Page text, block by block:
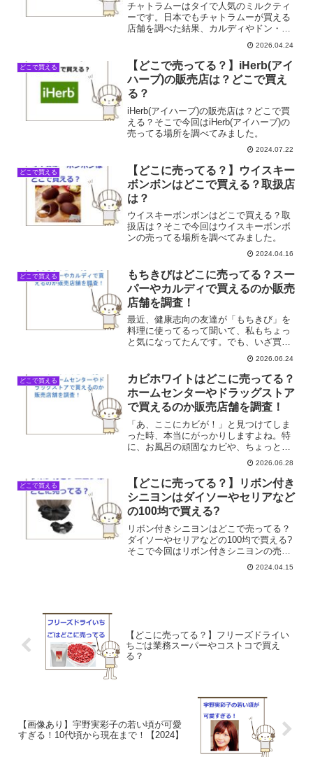
チャトラムーはタイで人気のミルクティ
ーです。日本でもチャトラムーが買える
店舗を調べた結果、カルディやドン・キ
ホーテで手軽に購入することができま
す。チャトラムーが買える店舗一覧店舗
名販売状況カルディ◎ドン・キホーテ
◎Amazon◎楽天◎チャト...
2026.04.24
どこで買える
【どこで売ってる？】iHerb(アイ
ハーブ)の販売店は？どこで買え
る？
iHerb(アイハーブ)の販売店は？どこで買
える？そこで今回はiHerb(アイハーブ)の
売ってる場所を調べてみました。
2024.07.22
どこで買える
【どこに売ってる？】ウイスキー
ボンボンはどこで買える？取扱店
は？
ウイスキーボンボンはどこで買える？取
扱店は？そこで今回はウイスキーボンボ
ンの売ってる場所を調べてみました。
2024.04.16
どこで買える
もちきびはどこに売ってる？スー
パーやカルディで買えるのか販売
店舗を調査！
最近、健康志向の友達が「もちきび」を
料理に使ってるって聞いて、私もちょっ
と気になってたんです。でも、いざ買お
うと思っても、スーパーのどこに置いて
あるか、そもそも売ってるのかも曖昧
で…。SNSで見たレシピを試したかった
のに、肝心のもちきびが見...
2026.06.24
どこで買える
カビホワイトはどこに売ってる？
ホームセンターやドラッグストア
で買えるのか販売店舗を調査！
「あ、ここにカビが！」と見つけてしま
った時、本当にがっかりしますよね。特
に、お風呂の頑固なカビや、ちょっと油
断していたら壁の隅に発生していたりす
ると、すぐにでもどうにかしたい気持ち
でいっぱいになります。私も先日、SNS
で「すごく効く！」と評...
2026.06.28
どこで買える
【どこに売ってる？】リボン付き
シニヨンはダイソーやセリアなど
の100均で買える?
リボン付きシニヨンはどこで売ってる？
ダイソーやセリアなどの100均で買える?
そこで今回はリボン付きシニヨンの売っ
2024.04.15
【どこに売ってる？】フリーズドライい
ちごは業務スーパーやコストコで買え
る？
【画像あり】宇野実彩子の若い頃が可愛
すぎる！10代頃から現在まで！【2024】